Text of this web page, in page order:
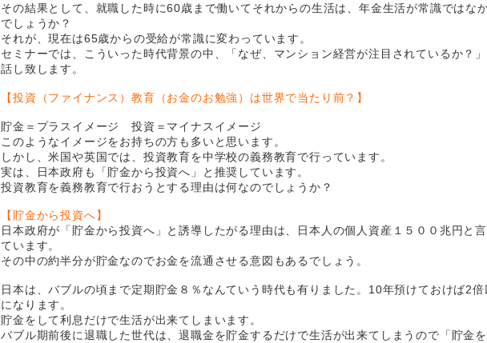
その結果として、就職した時に60歳まで働いてそれからの生活は、年金生活が常識ではな
でしょうか？
それが、現在は65歳からの受給が常識に変わっています。
セミナーでは、こういった時代背景の中、「なぜ、マンション経営が注目されているか？
話し致します。
【投資（ファイナンス）教育（お金のお勉強）は世界で当たり前？】
貯金＝プラスイメージ 投資＝マイナスイメージ
このようなイメージをお持ちの方も多いと思います。
しかし、米国や英国では、投資教育を中学校の義務教育で行っています。
実は、日本政府も「貯金から投資へ」と推奨しています。
投資教育を義務教育で行おうとする理由は何なのでしょうか？
【貯金から投資へ】
日本政府が「貯金から投資へ」と誘導したがる理由は、日本人の個人資産１５００兆円と
ています。
その中の約半分が貯金なのでお金を流通させる意図もあるでしょう。
日本は、バブルの頃まで定期貯金８％なんていう時代も有りました。10年預けておけば2倍
になります。
貯金をして利息だけで生活が出来てしまいます。
バブル期前後に退職した世代は、退職金を貯金するだけで生活が出来てしまうので「貯金